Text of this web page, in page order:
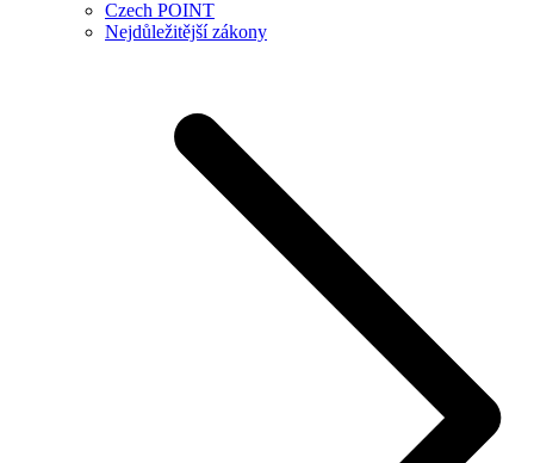
Czech POINT
Nejdůležitější zákony